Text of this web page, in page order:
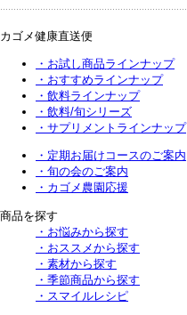
カゴメ健康直送便
・お試し商品ラインナップ
・おすすめラインナップ
・飲料ラインナップ
・飲料/旬シリーズ
・サプリメントラインナップ
・定期お届けコースのご案内
・旬の会のご案内
・カゴメ農園応援
商品を探す
・お悩みから探す
・おススメから探す
・素材から探す
・季節商品から探す
・スマイルレシピ